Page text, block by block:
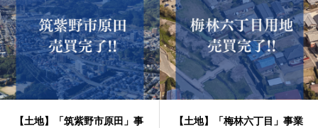
【土地】「筑紫野市原田」事
【土地】「梅林六丁目」事業